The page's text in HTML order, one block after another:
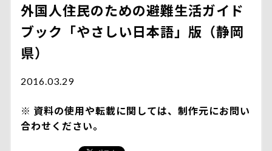
外国人住民のための避難生活ガイド
ブック「やさしい日本語」版（静岡
県）
2016.03.29
資料の使用や転載に関しては、制作元にお問い
合わせください。